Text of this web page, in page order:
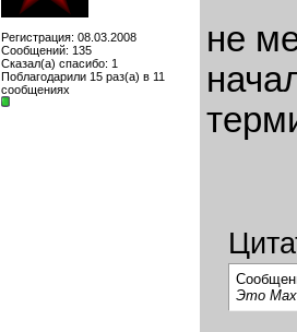
Регистрация: 08.03.2008
Сообщений: 135
Сказал(а) спасибо: 1
Поблагодарили 15 раз(а) в 11
сообщениях
не
Это